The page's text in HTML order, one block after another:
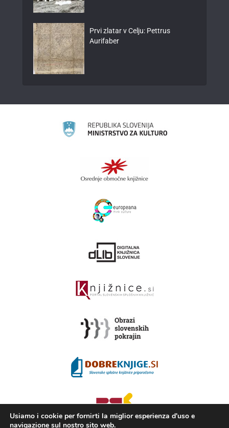
Prvi zlatar v Celju: Pettrus
Aurifaber
Usiamo i cookie per fornirti la miglior esperienza d'uso e
navigazione sul nostro sito web.